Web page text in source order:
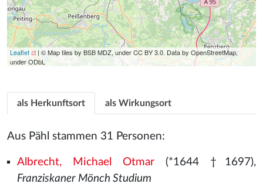
Leaflet
| © Map tiles by BSB MDZ, under CC BY 3.0. Data by OpenStreetMap,
under ODbL
als Herkunftsort als Wirkungsort
Aus Pähl stammen 31 Personen:
Albrecht, Michael Otmar(*1644 †1697),
Franziskaner Mönch Studium